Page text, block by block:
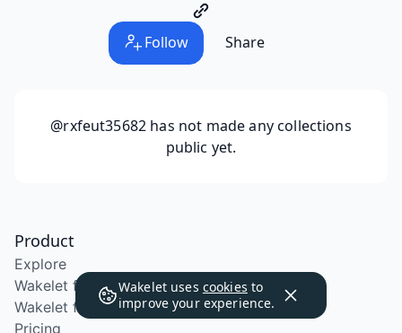
Follow Share
@rxfeut35682 has not made any collections
public yet.
Wakelet uses cookies to
improve your experience.
Product
Explore
Wakelet for Education
Wakelet for School Districts
Pricing